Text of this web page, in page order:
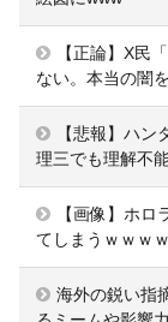
【正論】X民
ない。本当の闇
【悲報】ハ
理三でも理解不
【画像】ホ
てしまうｗｗｗ
海外の鋭い指